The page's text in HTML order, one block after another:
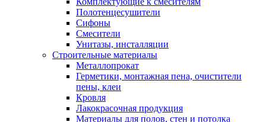
Полотенцесушители
Сифоны
Смесители
Унитазы, инсталляции
Строительные материалы
Металлопрокат
Герметики, монтажная пена, очистители
пены, клеи
Кровля
Лакокрасочная продукция
Материалы для полов, стен и потолка